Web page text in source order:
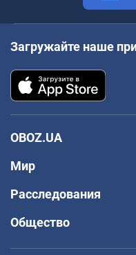
Загружайте наше
OBOZ.UA
Мир
Расследования
Общество